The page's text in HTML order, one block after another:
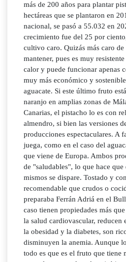
más de 200 años para plantar
hectáreas que se plantaron en
nacional, se pasó a 55.032 en
crecimiento fue del 25 por
cultivo caro. Quizás más caro de
mantener, pues es muy
calor y puede funcionar apenas
muy más económico y
aguacate. Si este último fruto
naranjo en amplias zonas de
Canarias, el pistacho lo es con
almendro, si bien las versiones
producciones espectaculares. A
juega, como en el caso del
que viene de Europa. Ambos
de "saludables", lo que hace que
mismos se dispare. Tostado y
recomendable que crudos o
preparaba Ferrán Adriá en el
caso tienen propiedades más
la salud cardiovascular, reducen
la obesidad y la diabetes, son
disminuyen la anemia. Aunque
todo es que es el fruto que tiene